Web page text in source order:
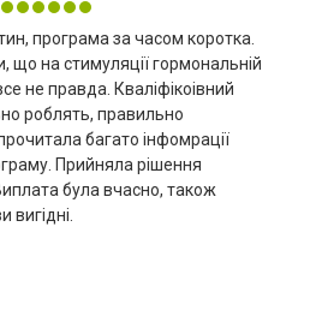
програма за часом коротка.
що на стимуляції гормональній
не правда. Кваліфікоівний
роблять, правильно
багато інфомрації
Прийняла рішення
була вчасно, також